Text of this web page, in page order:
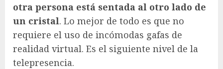
otra persona está sentada al otro lado de
un cristal. Lo mejor de todo es que no
requiere el uso de incómodas gafas de
realidad virtual. Es el siguiente nivel de la
telepresencia.